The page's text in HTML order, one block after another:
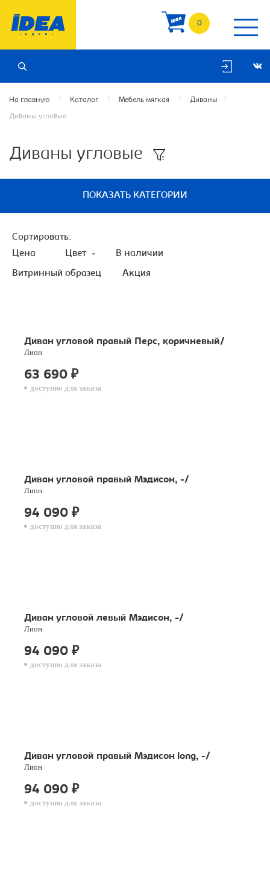
0
На главную Каталог Мебель мягкая Диваны
Диваны угловые
Диваны угловые
ПОКАЗАТЬ КАТЕГОРИИ
Сортировать:
Цена
Цвет В наличии
Витринный образец Акция
Диван угловой правый Перс, коричневый/
Лион
63 690 ₽
доступно для заказа
Диван угловой правый Мэдисон, -/
Лион
94 090 ₽
доступно для заказа
Диван угловой левый Мэдисон, -/
Лион
94 090 ₽
доступно для заказа
Диван угловой правый Мэдисон long, -/
Лион
94 090 ₽
доступно для заказа